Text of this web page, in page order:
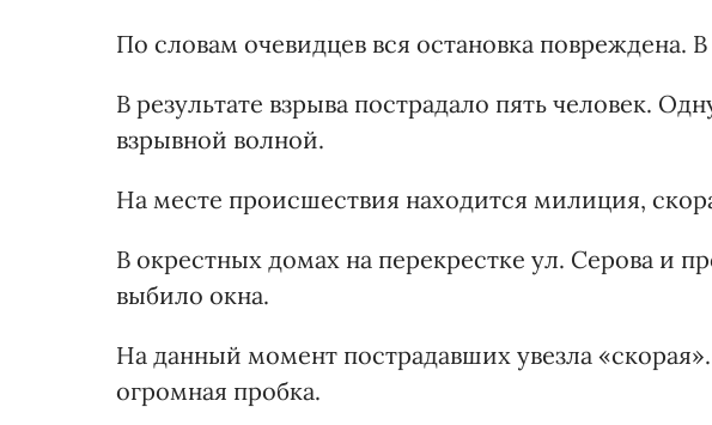
По словам очевидцев вся остановка повреждена.
В результате взрыва пострадало пять человек.
взрывной волной.
На месте происшествия находится милиция,
В окрестных домах на перекрестке ул. Серова и
выбило окна.
На данный момент пострадавших увезла
огромная пробка.